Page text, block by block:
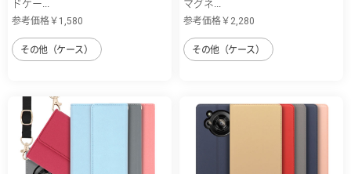
ドケー...
参考価格￥1,580
その他（ケース）
マグネ...
参考価格￥2,280
その他（ケース）